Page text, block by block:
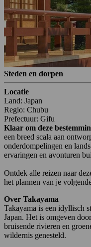
Steden en dorpen
Locatie
Land: Japan
Regio: Chubu
Prefectuur: Gifu
Klaar om deze
een breed scala aan
onderdompelingen en
ervaringen en avonturen
Ontdek alle reizen naar
het plannen van je
Over Takayama
Takayama is een idyllisch
Japan. Het is omgeven
bruisende rivieren en
wildernis genesteld.